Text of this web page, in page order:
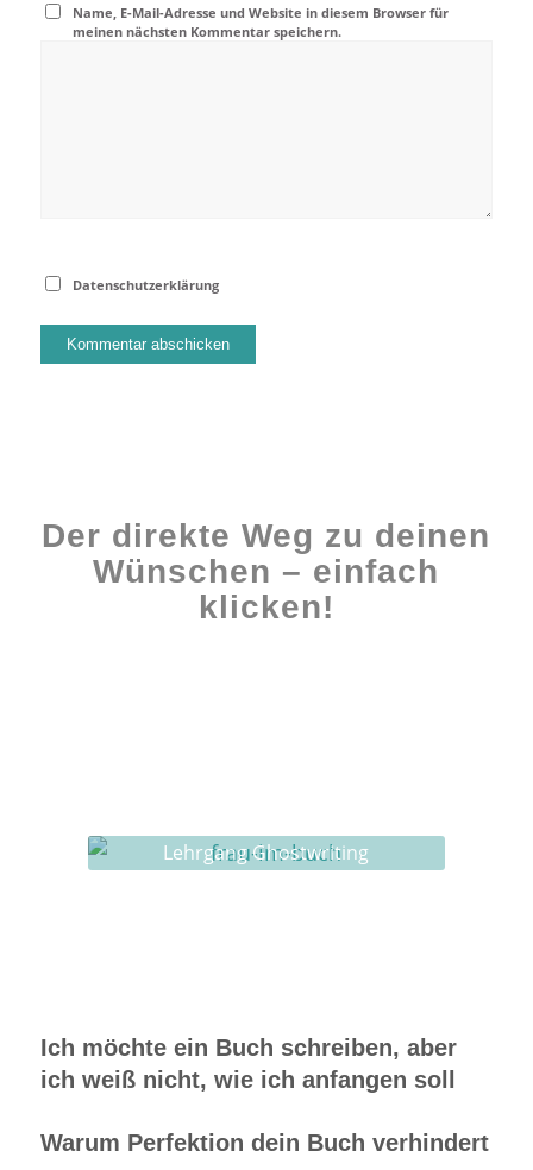
Name, E-Mail-Adresse und Website in diesem Browser für
meinen nächsten Kommentar speichern.
Datenschutzerklärung
Der direkte Weg zu deinen
Wünschen – einfach
klicken!
Lehrgang Ghostwriting
Ich möchte ein Buch schreiben, aber
ich weiß nicht, wie ich anfangen soll
Warum Perfektion dein Buch verhindert